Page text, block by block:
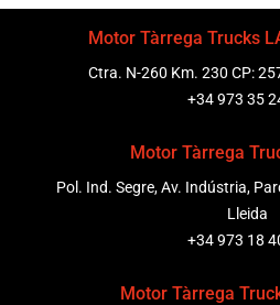
Motor Tàrrega Trucks
Ctra. N-260 Km. 230 CP:
+34 973 35
Motor Tàrrega
Pol. Ind. Segre, Av. Indústria,
Lleida
+34 973 18
Motor Tàrrega